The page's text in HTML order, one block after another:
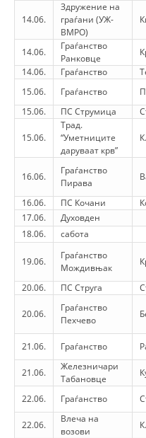
HULUMTIMI
VEPRIMTARI
14.06.
Здружение на
граѓани (УЖ-
ВМРО)
14.06.
Граѓанство
Ранковце
14.06.
Граѓанство
15.06.
Граѓанство
15.06.
ПС Струмица
15.06.
Трад.
“Уметниците
даруваат крв”
16.06.
Граѓанство
Пирава
16.06.
ПС Кочани
17.06.
Духовден
18.06.
сабота
19.06.
Граѓанство
Мождивњак
20.06.
ПС Струга
20.06.
Граѓанство
Пехчево
21.06.
Граѓанство
21.06.
Железничари
Табановце
22.06.
Граѓанство
22.06.
Влеча на
возови